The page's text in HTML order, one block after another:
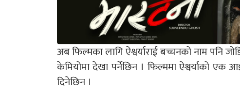
अब फिल्मका लागि ऐश्वर्याराई बच्चनको नाम पनि
केमियोमा देखा पर्नेछिन । फिल्ममा ऐश्वर्याको
दिनेछिन ।